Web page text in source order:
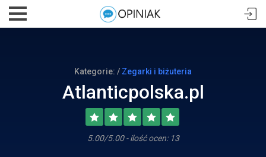
Kategorie: / Zegarki i biżuteria
Atlanticpolska.pl
5.00/5.00 - ilość ocen: 13